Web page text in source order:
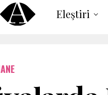
Eleştiri